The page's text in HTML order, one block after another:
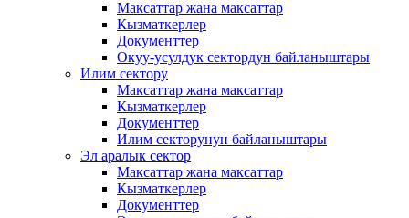
Максаттар жана максаттар
Кызматкерлер
Документтер
Окуу-усулдук сектордун байланыштары
Илим сектору
Максаттар жана максаттар
Кызматкерлер
Документтер
Илим секторунун байланыштары
Эл аралык сектор
Максаттар жана максаттар
Кызматкерлер
Документтер